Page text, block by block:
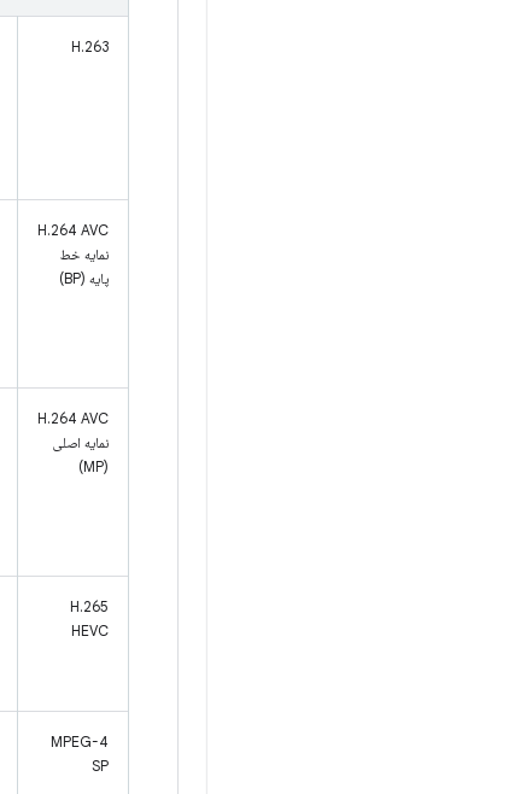
H.263
H.264 AVC
نمایه خط
پایه (BP)
H.264 AVC
نمایه اصلی
(MP)
H.265
HEVC
MPEG-4
SP